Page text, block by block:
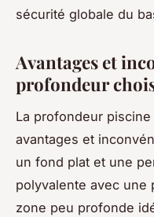
sécurité globale du
Avantages et
profondeur
La profondeur
avantages et
un fond plat et une
polyvalente avec une
zone peu profonde